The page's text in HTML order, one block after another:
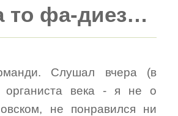
то фа-диез…
Слушал вчера (в
органиста века - я не о
не понравился ни